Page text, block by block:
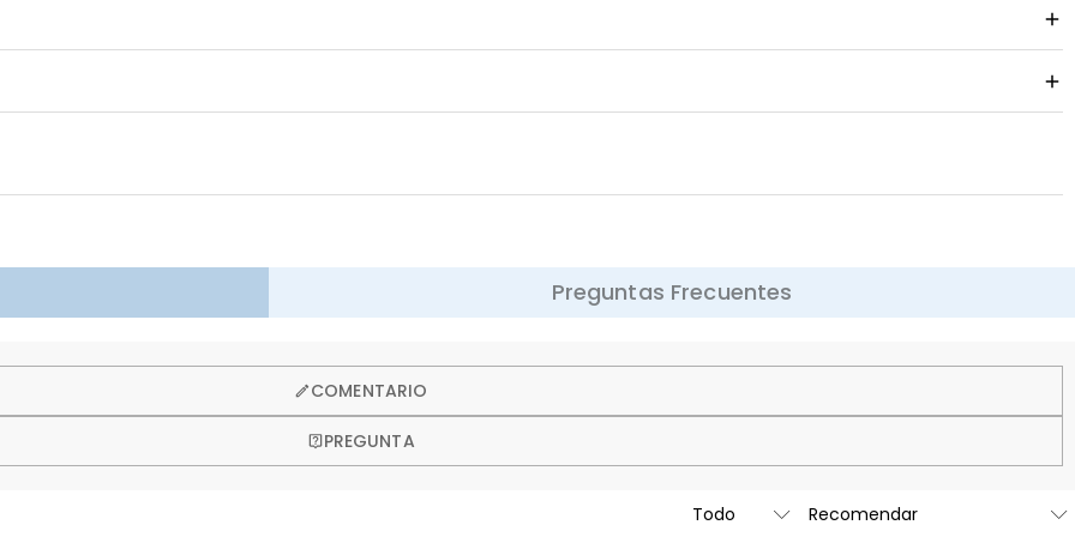
Preguntas Frecuentes
COMENTARIO
PREGUNTA
estudio con sede en Hong Kong, cada hermosa pieza está hecha a medida para ser tan única y auténtica como tú.
asociados con los escaparates físicos (alquiler, seguro, personal), pero pronto vamos a lanzar nuestras joyerías en los